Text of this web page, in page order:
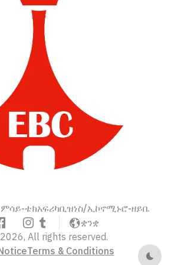
ሳይ-ቴክአፍሪካቢዝነስ/ኢኮኖሚኑሮ-ዘይቤ
ቋንቋ
All rights reserved.
Terms & Conditions